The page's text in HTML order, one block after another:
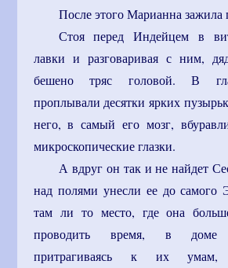
После этого Марианна
Стоя перед Индейцем в
лавки и разговаривая с ним,
бешено тряс головой. В
проплывали десятки ярких
него, в самый его мозг,
микроскопические глазки.
А вдруг он так и не найдет
над полями унесли ее до
там ли то место, где она
проводить время, в доме
притрагиваясь к их умам,